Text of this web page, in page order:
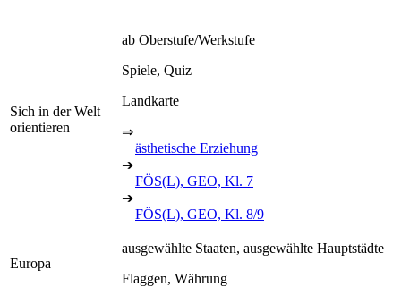
Sich in der Welt
orientieren
ab Oberstufe/Werkstufe
Spiele, Quiz
Landkarte
⇒
ästhetische Erziehung
➔
FÖS(L), GEO, Kl. 7
➔
FÖS(L), GEO, Kl. 8/9
Europa
ausgewählte Staaten, ausgewählte Hauptstädte
Flaggen, Währung